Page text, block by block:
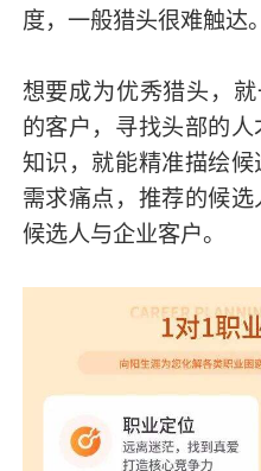
度，一般猎头很难触达。
想要成为优秀猎头，
的客户，寻找头部的
知识，就能精准描绘
需求痛点，推荐的候
候选人与企业客户。